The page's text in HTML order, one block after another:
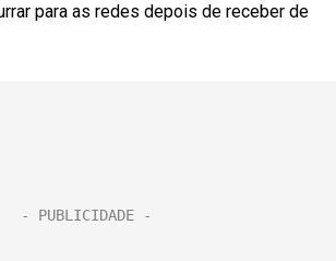
para as redes depois de receber de